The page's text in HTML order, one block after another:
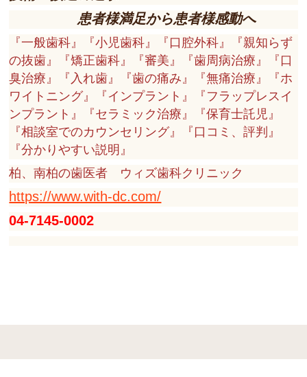
患者様満足から患者様感動へ
『一般歯科』『小児歯科』『口腔外科』『親知らず
の抜歯』『矯正歯科』『審美』『歯周病治療』『口
臭治療』『入れ歯』『歯の痛み』『無痛治療』『ホ
ワイトニング』『インプラント』『フラップレスイ
ンプラント』『セラミック治療』『保育士託児』
『相談室でのカウンセリング』『口コミ、評判』
『分かりやすい説明』
柏、南柏の歯医者 ウィズ歯科クリニック
https://www.with-dc.com/
04-7145-0002